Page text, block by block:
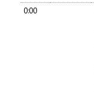
0:00